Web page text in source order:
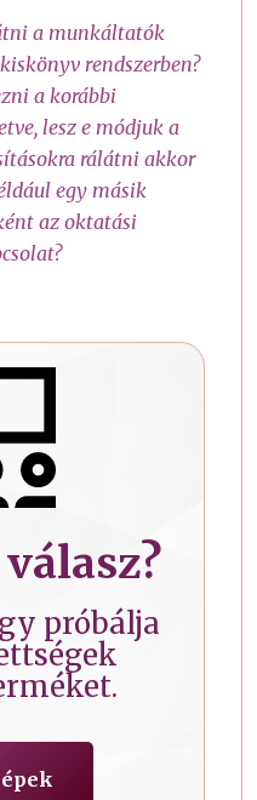
a munkáltatók
rendszerben?
a korábbi
lesz e módjuk a
rálátni akkor
egy másik
az oktatási
próbálja